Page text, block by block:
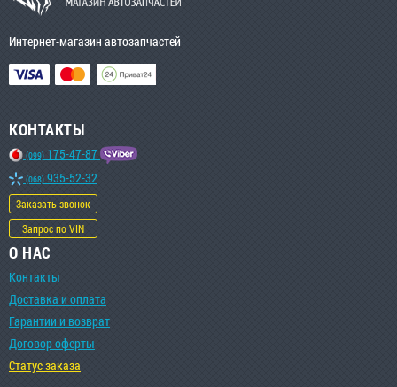
Интернет-магазин автозапчастей
КОНТАКТЫ
(099) 175-47-87
(068) 935-52-32
Заказать звонок
Запрос по VIN
О НАС
Контакты
Доставка и оплата
Гарантии и возврат
Договор оферты
Статус заказа